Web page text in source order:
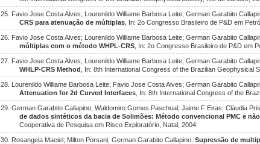
25. Favio Jose Costa Alves; Lourenildo Williame Barbosa Leite; German Garabito
CRS para atenuação de múltiplas , In: 2o Congresso Brasileiro de P&D em
26. Favio Jose Costa Alves; Lourenildo Williame Barbosa Leite; German Garabito
múltiplas com o método WHPL-CRS , In: 2o Congresso Brasileiro de P&D em
27. Favio Jose Costa Alves; Lourenildo Williame Barbosa Leite; German Garabito
WHLP-CRS Method
, In: 8th International Congress of the Brazilian Geophysical
28. Lourenildo Williame Barbosa Leite; Favio Jose Costa Alves; German Garabito
Attenuation for 2d Curved Interfaces , In: 8th International Congress of the
29. German Garabito Callapino; Waldomiro Gomes Paschoal; Jaime F Eiras; Cláudia
de dados sintéticos da bacia de Solimões: Método convencional PMC e
Cooperativa de Pesquisa em Risco Exploratório, Natal, 2004.
30. Rosangela Maciel; Milton Porsani; German Garabito Callapino. Supressão de